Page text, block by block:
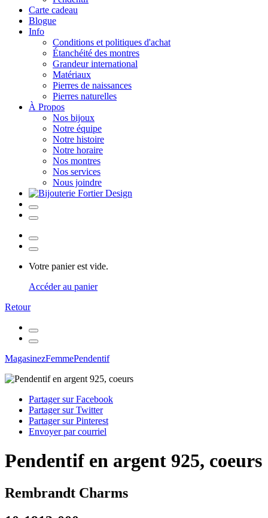
Carte cadeau
Blogue
Info
Conditions et politiques d'achat
Étanchéité des montres
Grandeur international
Matériaux
Pierres de naissances
Pierres naturelles
À Propos
Nos bijoux
Notre équipe
Notre histoire
Notre horaire
Nos montres
Nos services
Nous joindre
Votre panier est vide.
Accéder au panier
Retour
MagasinezFemmePendentif
Partager sur Facebook
Partager sur Twitter
Partager sur Pinterest
Envoyer par courriel
Pendentif en argent 925, coeurs
Rembrandt Charms